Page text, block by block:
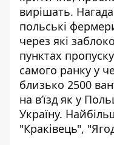
вирішать.
польські
через які
пунктах
самого ранку у
близько 2500
на в’їзд як у
Україну.
"Краківець",